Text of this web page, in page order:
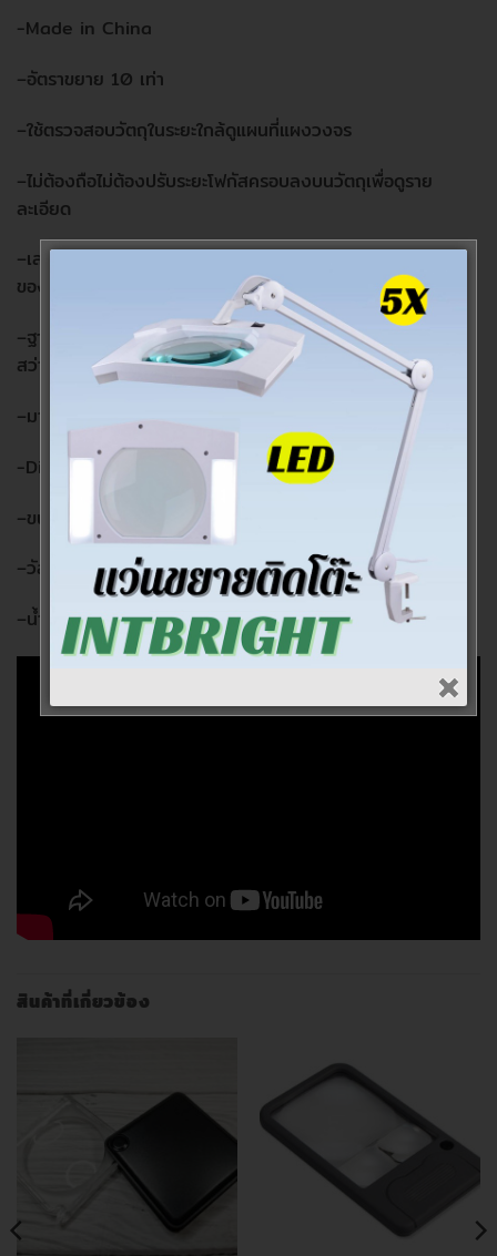
-Made in China
–อัตราขยาย 10 เท่า
–ใช้ตรวจสอบวัตถุในระยะใกล้ดูแผนที่แผงวงจร
–ไม่ต้องถือไม่ต้องปรับระยะโฟกัสครอบลงบนวัตถุเพื่อดูราย
ละเอียด
–เลนส์แบบ
ของวัตถุได้คมชัด
–ฐานอะคริลิกโปร่งใสช่วยให้แสงโดยรอบส่องวัตถุเพื่อการมองที่
สว่างและชัดเจน
–มาพร้อมสเกลวัด
สามารถถอดออกได้
-Dimension 53x50x48 mm
–ขนาดหน้าเลนส์
25 mm
–วัสดุ ตัวเรือนพลาสติกเลนส์อะคริลิค
–น้ำหนัก43 g
สินค้าที่เกี่ยวข้อง